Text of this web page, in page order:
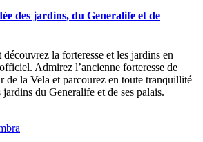
des jardins, du Generalife et de
la forteresse et les jardins en
Admirez l’ancienne forteresse de
de la Vela et parcourez en toute tranquillité
du Generalife et de ses palais.